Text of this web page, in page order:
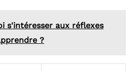
s'intéresser aux réflexes
?